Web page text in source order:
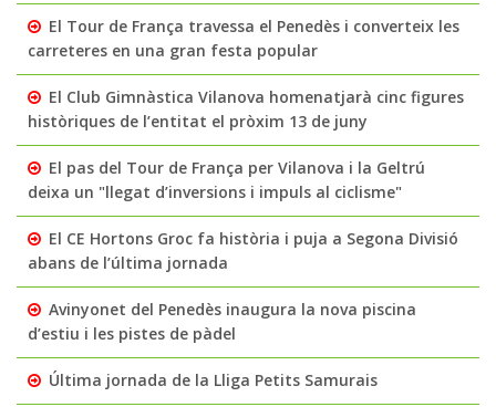
El Tour de França travessa el Penedès i converteix les
carreteres en una gran festa popular
El Club Gimnàstica Vilanova homenatjarà cinc figures
històriques de l’entitat el pròxim 13 de juny
El pas del Tour de França per Vilanova i la Geltrú
deixa un "llegat d’inversions i impuls al ciclisme"
El CE Hortons Groc fa història i puja a Segona Divisió
abans de l’última jornada
Avinyonet del Penedès inaugura la nova piscina
d’estiu i les pistes de pàdel
Última jornada de la Lliga Petits Samurais